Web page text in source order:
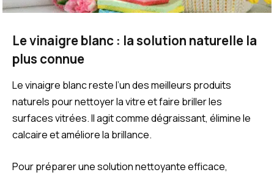
Le vinaigre blanc : la solution naturelle la
plus connue
Le vinaigre blanc reste l’un des meilleurs produits
naturels pour nettoyer la vitre et faire briller les
surfaces vitrées. Il agit comme dégraissant, élimine le
calcaire et améliore la brillance.
Pour préparer une solution nettoyante efficace,